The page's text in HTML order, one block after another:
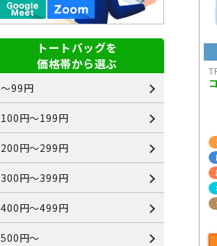
トートバッグを
価格帯から選ぶ
～99円
100円～199円
200円～299円
300円～399円
400円～499円
500円～